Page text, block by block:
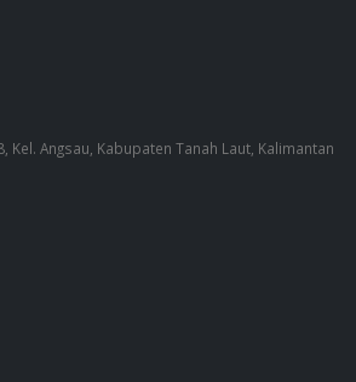
Kel. Angsau, Kabupaten Tanah Laut, Kalimantan